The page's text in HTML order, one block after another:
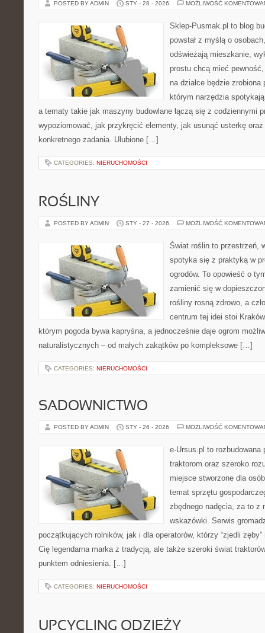
POSTED BY ADMIN STY - 28 - 2026 MOŻLIWOŚĆ
Sklep-Pusmak.pl to blog
powstał z myślą o
odświeżają mieszkanie,
prostu chcą mieć
na działce będzie
którym narzędzia
a tematy takie jak maszyny budowlane łączą się z codziennymi
wypoziomować, jak przykręcić elementy, jak usunąć usterkę oraz
konkretnego zadania. Ulubione […]
CATEGORIES: NIERUCHOMOŚCI
ROŚLINY
POSTED BY ADMIN STY - 27 - 2026 MOŻLIWOŚĆ
Świat roślin to przestrzeń,
spotyka się z praktyką w
ogrodów. To opowieść o
zamienić się w
rośliny rosną zdrowo, a
centrum tej idei stoi
którym pogoda bywa kapryśna, a jednocześnie daje ogrom
naturalistycznych – od małych zakątków po kompleksowe […]
CATEGORIES: NIERUCHOMOŚCI
SADOWNICTWO
POSTED BY ADMIN STY - 26 - 2026 MOŻLIWOŚĆ
e-Ursus.pl to rozbudowana
traktorom oraz szeroko
miejsce stworzone dla
temat sprzętu
zbędnego nadęcia, za to z
wskazówki. Serwis
początkujących rolników, jak i dla operatorów, którzy “zjedli
Cię legendarna marka z tradycją, ale także szeroki świat
punktem odniesienia. […]
CATEGORIES: NIERUCHOMOŚCI
UPCYCLING ODZIEŻY